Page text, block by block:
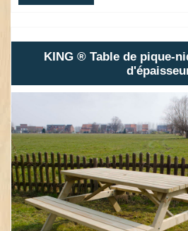
KING ® Table de pique-